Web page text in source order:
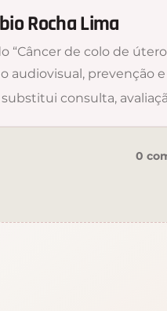
Rocha Lima
“Câncer de colo de
audiovisual, prevenção
consulta,
0